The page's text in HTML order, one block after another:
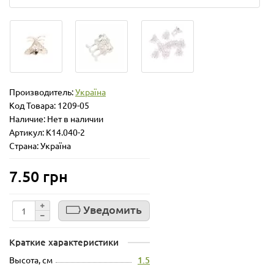
Производитель:Україна
Код Товара: 1209-05
Наличие: Нет в наличии
Артикул: К14.040-2
Страна: Україна
7.50 грн
Уведомить
Краткие характеристики
Высота, см 1.5